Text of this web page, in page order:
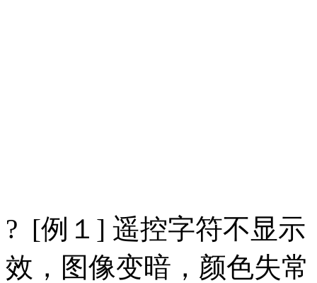
? [例１] 遥控字符不显示
效，图像变暗，颜色失